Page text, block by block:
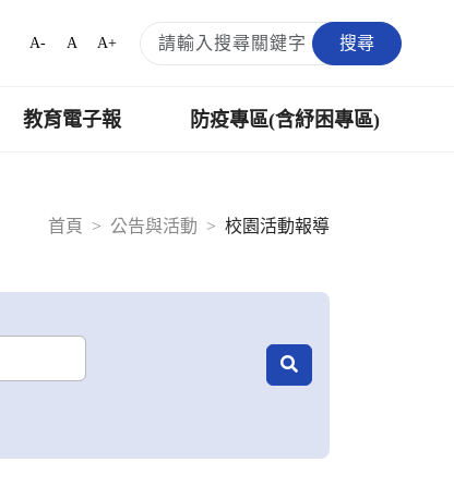
A- A A+ 搜尋
教育電子報 防疫專區(含紓困專區)
首頁
公告與活動 校園活動報導